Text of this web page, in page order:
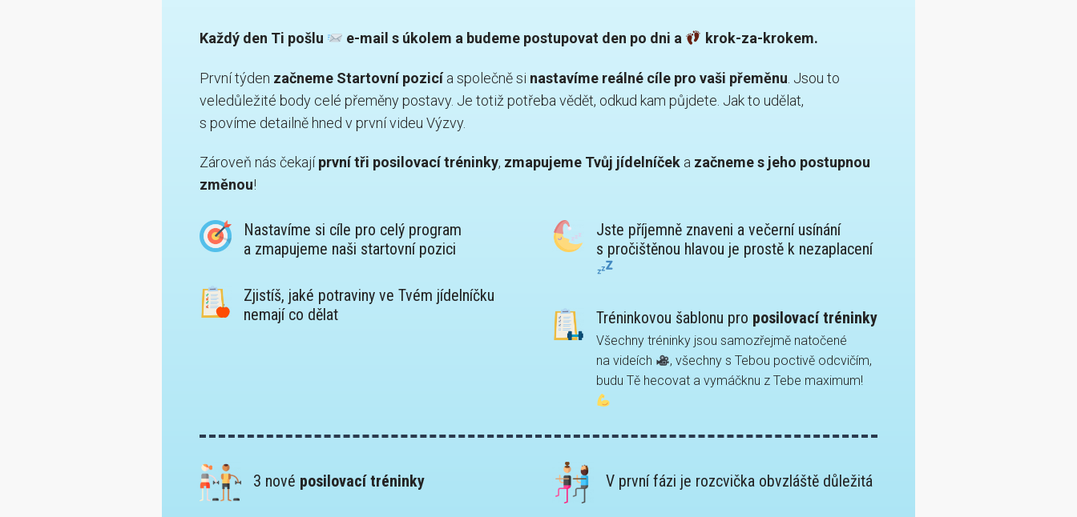
Každý den Ti pošlu e-mail s úkolem a budeme postupovat den po dni a krok-za-krokem.
První týden začneme Startovní pozicía společně si nastavíme reálné cíle pro vaši přeměnu . Jsou to
veledůležité body celé přeměny postavy. Je totiž potřeba vědět, odkud kam půjdete. Jak to udělat,
s povíme detailně hned v první videu Výzvy.
Zároveň nás čekajíprvní tři posilovací tréninky, zmapujeme Tvůj jídelníčeka začneme s jeho postupnou
změnou!
Nastavíme si cíle pro celý program
a zmapujeme naši startovní pozici
Zjistíš, jaké potraviny ve Tvém jídelníčku
nemají co dělat
Jste příjemně znaveni a večerní usínání
s pročištěnou hlavou je prostě k nezaplacení
Tréninkovou šablonu pro posilovací tréninky
Všechny tréninky jsou samozřejmě natočené
na videích
, všechny s Tebou poctivě odcvičím,
budu Tě hecovat a vymáčknu z Tebe maximum!
3 nové posilovací tréninky V první fázi je rozcvička obvzláště důležitá